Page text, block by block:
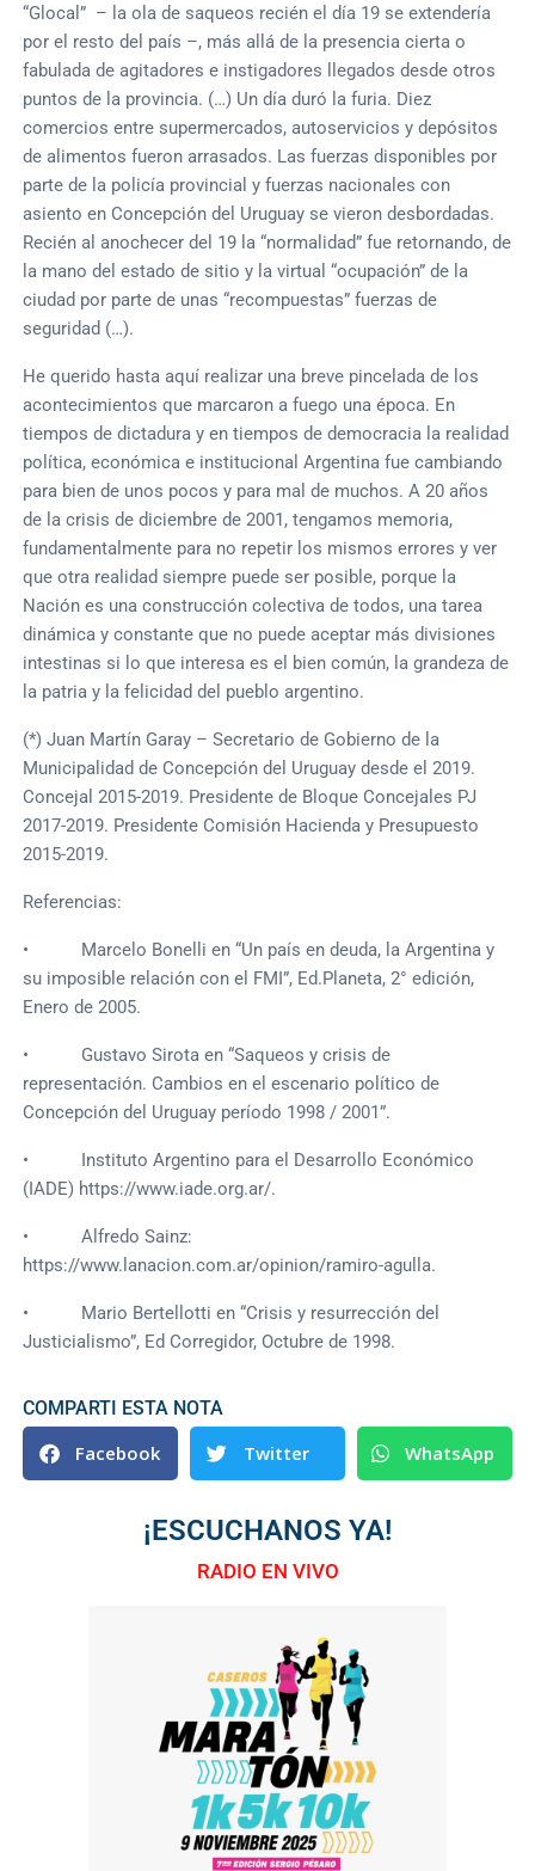
“Glocal” – la ola de saqueos recién el día 19 se extendería
por el resto del país –, más allá de la presencia cierta o
fabulada de agitadores e instigadores llegados desde otros
puntos de la provincia. (…) Un día duró la furia. Diez
comercios entre supermercados, autoservicios y depósitos
de alimentos fueron arrasados. Las fuerzas disponibles por
parte de la policía provincial y fuerzas nacionales con
asiento en Concepción del Uruguay se vieron desbordadas.
Recién al anochecer del 19 la “normalidad” fue retornando, de
la mano del estado de sitio y la virtual “ocupación” de la
ciudad por parte de unas “recompuestas” fuerzas de
seguridad (…).
He querido hasta aquí realizar una breve pincelada de los
acontecimientos que marcaron a fuego una época. En
tiempos de dictadura y en tiempos de democracia la realidad
política, económica e institucional Argentina fue cambiando
para bien de unos pocos y para mal de muchos. A 20 años
de la crisis de diciembre de 2001, tengamos memoria,
fundamentalmente para no repetir los mismos errores y ver
que otra realidad siempre puede ser posible, porque la
Nación es una construcción colectiva de todos, una tarea
dinámica y constante que no puede aceptar más divisiones
intestinas si lo que interesa es el bien común, la grandeza de
la patria y la felicidad del pueblo argentino.
(*) Juan Martín Garay – Secretario de Gobierno de la
Municipalidad de Concepción del Uruguay desde el 2019.
Concejal 2015-2019. Presidente de Bloque Concejales PJ
2017-2019. Presidente Comisión Hacienda y Presupuesto
2015-2019.
Referencias:
• Marcelo Bonelli en “Un país en deuda, la Argentina y
su imposible relación con el FMI”, Ed.Planeta, 2° edición,
Enero de 2005.
• Gustavo Sirota en “Saqueos y crisis de
representación. Cambios en el escenario político de
Concepción del Uruguay período 1998 / 2001”.
• Instituto Argentino para el Desarrollo Económico
(IADE) https://www.iade.org.ar/.
• Alfredo Sainz:
https://www.lanacion.com.ar/opinion/ramiro-agulla.
• Mario Bertellotti en “Crisis y resurrección del
Justicialismo”, Ed Corregidor, Octubre de 1998.
COMPARTI ESTA NOTA
Facebook Twitter WhatsApp
¡ESCUCHANOS YA!
RADIO EN VIVO